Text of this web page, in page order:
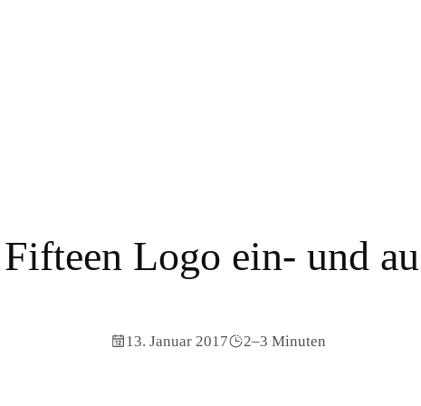
Logo ein- und
13. Januar 2017 2–3 Minuten